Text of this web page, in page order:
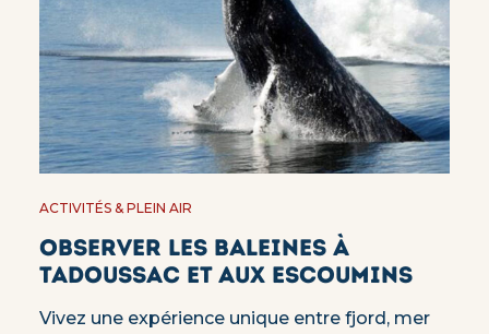
ACTIVITÉS & PLEIN AIR
Observer les baleines à
Tadoussac et aux Escoumins
Vivez une expérience unique entre fjord, mer